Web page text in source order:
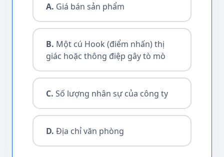
A. Giá bán sản phẩm
B. Một cú Hook (điểm nhấn) thị
giác hoặc thông điệp gây tò mò
C. Số lượng nhân sự của công ty
D. Địa chỉ văn phòng